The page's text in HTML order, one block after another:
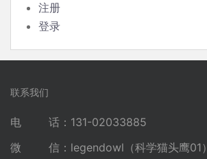
注册
登录
联系我们
电 话：131-02033885
微 信：legendowl（科学猫头鹰01）